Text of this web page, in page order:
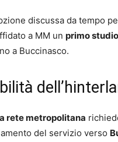
discussa da tempo
a MM un primo
a Buccinasco.
rete metropolitana
del servizio verso